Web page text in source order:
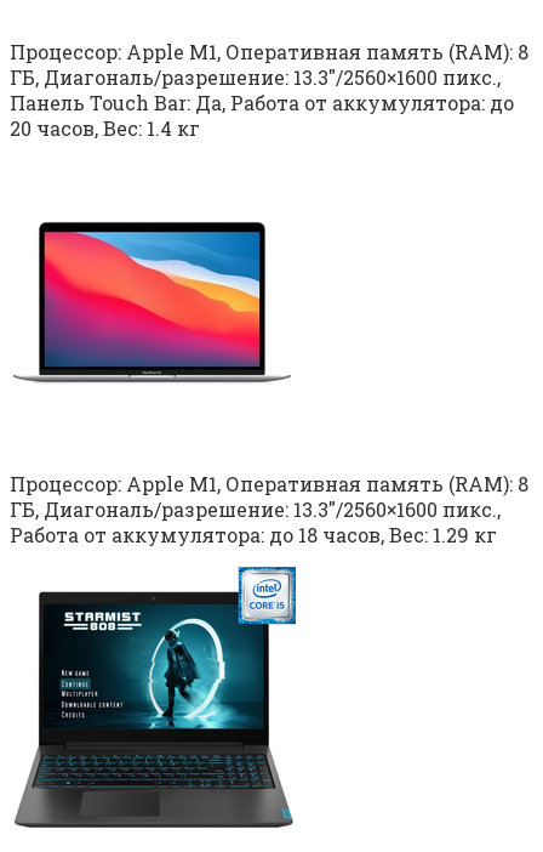
Процессор: Apple M1, Оперативная память (RAM): 8
ГБ, Диагональ/разрешение: 13.3″/2560×1600 пикс.,
Панель Touch Bar: Да, Работа от аккумулятора: до
20 часов, Вес: 1.4 кг
Процессор: Apple M1, Оперативная память (RAM): 8
ГБ, Диагональ/разрешение: 13.3″/2560×1600 пикс.,
Работа от аккумулятора: до 18 часов, Вес: 1.29 кг